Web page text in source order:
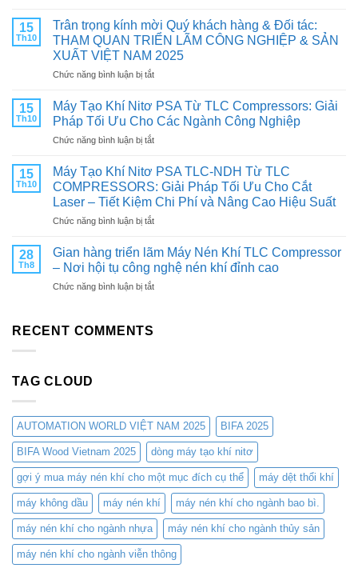
TÙNG
CHÍNH
HÃNG:
CHÌA
KHÓA
TUỔI
THỌ
TỐI
HIỆU
SUẤT
CHO
NÉN
15
Th10
Trân trọng kính mời Quý khách hàng & Đối tác:
THAM QUAN TRIỂN LÃM CÔNG NGHIỆP & SẢN
XUẤT VIỆT NAM 2025
Chức năng bình luận bị tắtở
trọng
kính
mời
Quý
hàng
&
Đối
THAM
TRIỂN
LÃM
NGHIỆP
15
Th10
Máy Tạo Khí Nitơ PSA Từ TLC Compressors: Giải
Pháp Tối Ưu Cho Các Ngành Công Nghiệp
Chức năng bình luận bị tắtở
Tạo
Khí
Nitơ
PSA
Từ
Compressors:
Pháp
Tối
15
Th10
Máy Tạo Khí Nitơ PSA TLC-NDH Từ TLC
COMPRESSORS: Giải Pháp Tối Ưu Cho Cắt
Laser – Tiết Kiệm Chi Phí và Nâng Cao Hiệu Suất
Chức năng bình luận bị tắtở
Tạo
Nitơ
PSA
Cho
Cắt
Laser
–
Tiết
Kiệm
Chi
Phí
Nâng
Cao
28
Th8
Gian hàng triển lãm Máy Nén Khí TLC Compressor
– Nơi hội tụ công nghệ nén khí đỉnh cao
Chức năng bình luận bị tắtở
–
Nơi
hội
tụ
công
nghệ
nén
khí
đỉnh
cao
RECENT COMMENTS
TAG CLOUD
AUTOMATION WORLD VIỆT NAM 2025 BIFA 2025
BIFA Wood Vietnam 2025 dòng máy tạo khí nitơ
gợi ý mua máy nén khí cho một mục đích cụ thể máy dệt thổi khí
máy không dầu máy nén khí máy nén khí cho ngành bao bì.
máy nén khí cho ngành nhựa máy nén khí cho ngành thủy sản
máy nén khí cho ngành viễn thông